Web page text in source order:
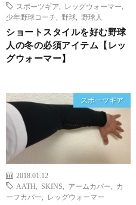
スポーツギア
レッグウォーマー
少年野球コーチ
野球 野球人
ショートスタイルを好む野球
人の冬の必須アイテム【レッ
グウォーマー】
スポーツギア
2018.01.12
AATH
SKINS アームカバー
カ
ーフカバー
レッグウォーマー